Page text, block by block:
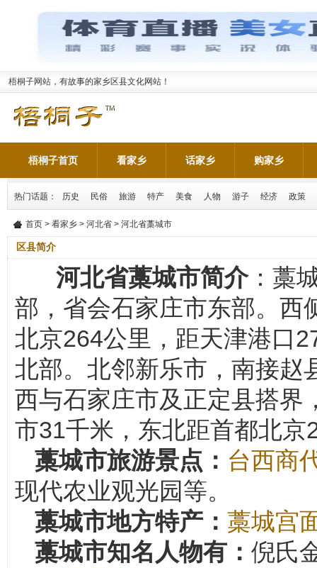
梧桐子网站，有故事的家乡区县文化网站！
梧桐子首页 看家乡 话家乡 购家乡
热门话题： 历史 民俗 旅游 特产 美食 人物 游子 经济 政策
首页 > 看家乡 > 河北省 > 河北省藁城市
区县简介
河北省藁城市简介：藁
部，省会石家庄市东部。西
北京264公里，距天津港口
北部。北邻新乐市，南接赵
西与石家庄市及正定县搭界
市31千米，东北距首都北京
藁城市旅游景点： 台西商
现代农业观光园等。
藁城市地方特产： 藁城宫
藁城市知名人物有： 倪氏